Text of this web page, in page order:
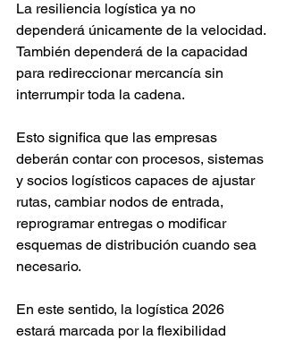
La resiliencia logística ya no
dependerá únicamente de la velocidad.
También dependerá de la capacidad
para redireccionar mercancía sin
interrumpir toda la cadena.
Esto significa que las empresas
deberán contar con procesos, sistemas
y socios logísticos capaces de ajustar
rutas, cambiar nodos de entrada,
reprogramar entregas o modificar
esquemas de distribución cuando sea
necesario.
En este sentido, la logística 2026
estará marcada por la flexibilidad